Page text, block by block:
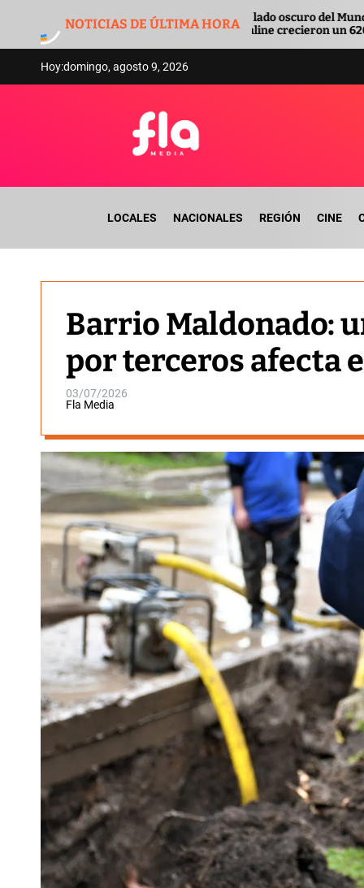
e
NOTICIAS DE ÚLTIMA HORA
El lado oscuro del Mundial: las apuestas
online crecieron un 6200%
Hoy:domingo, agosto 9, 2026
m
LOCALES NACIONALES REGIÓN CINE
Barrio Maldonado:
por terceros afecta
03/07/2026
Fla Media